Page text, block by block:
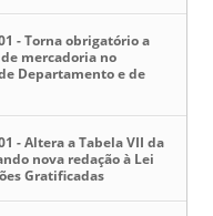
- Torna obrigatório a
mercadoria no
Departamento e de
- Altera a Tabela VII da
nova redação à Lei
Gratificadas